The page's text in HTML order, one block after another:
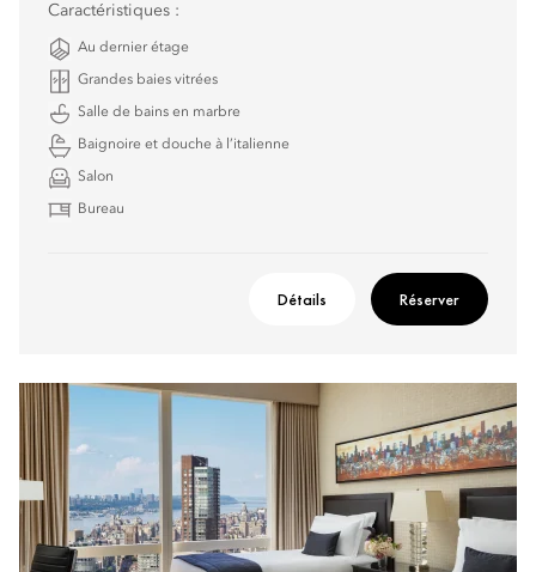
Caractéristiques :
Au dernier étage
Grandes baies vitrées
Salle de bains en marbre
Baignoire et douche à l’italienne
Salon
Bureau
Détails Réserver